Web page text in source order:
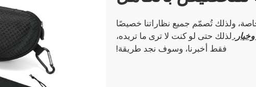
ولذلك تُصمّم جميع نظاراتنا خصيصًا
لذلك حتى لو كنت لا ترى ما تريده،
فقط أخبرنا، وسوف نجد طريقة!